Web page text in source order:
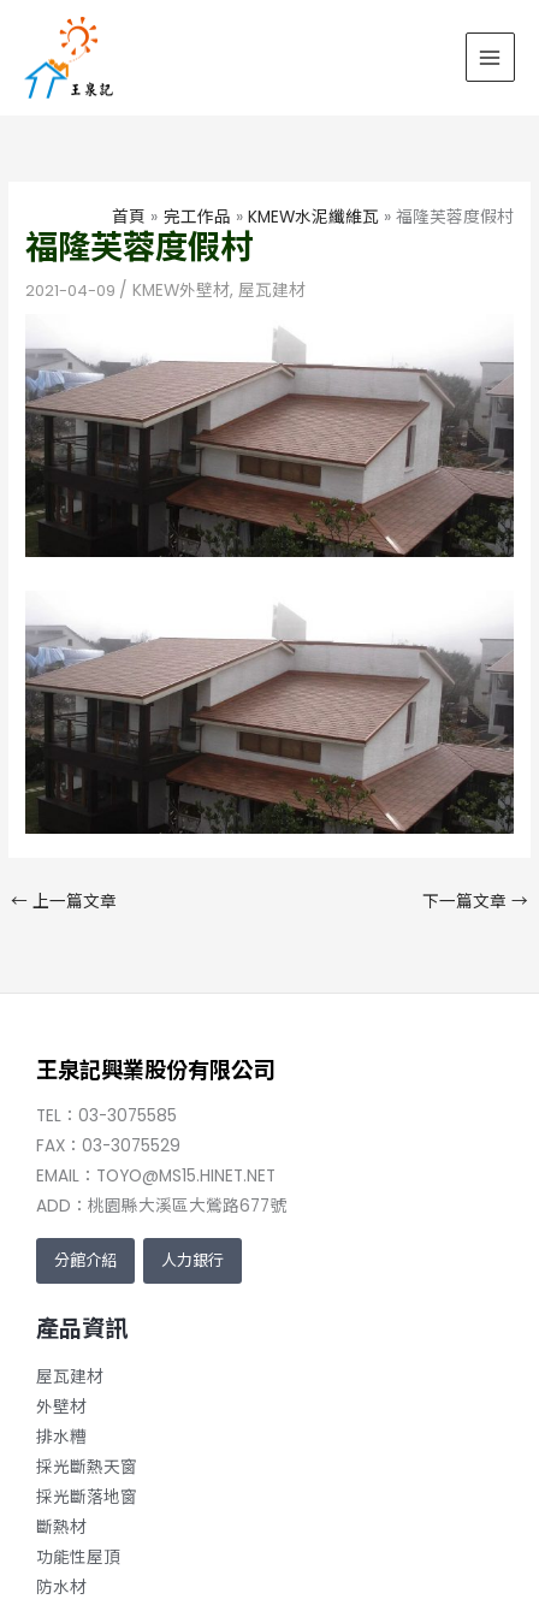
首頁 完工作品 KMEW水泥纖維瓦 福隆芙蓉度假村
福隆芙蓉度假村
2021-04-09 / KMEW外壁材,屋瓦建材
← 上一篇文章 下一篇文章 →
王泉記興業股份有限公司
TEL：03-3075585
FAX：03-3075529
EMAIL：TOYO@MS15.HINET.NET
ADD：桃園縣大溪區大鶯路677號
分館介紹 人力銀行
產品資訊
屋瓦建材
外壁材
排水糟
採光斷熱天窗
採光斷落地窗
斷熱材
功能性屋頂
防水材